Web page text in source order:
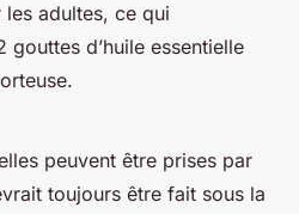
adultes, ce qui
d’huile essentielle
peuvent être prises par
toujours être fait sous la